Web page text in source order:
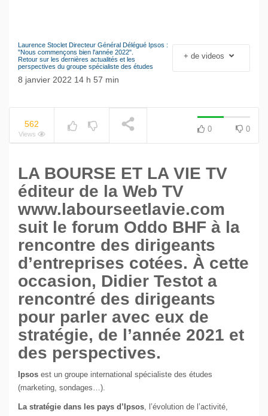
NOW PLAYING
Le séisme industriel
Laurence Stoclet Directeur Général Délégué Ipsos :
"Nous commençons bien l'année 2022".
Retour sur les dernières actualités et les
perspectives du groupe spécialiste des études
8 janvier 2022 14 h 57 min
+ de videos
562
Views
0 0
LA BOURSE ET LA VIE TV
éditeur de la Web TV
www.labourseetlavie.com
suit le forum Oddo BHF à la
rencontre des dirigeants
d’entreprises cotées. À cette
occasion, Didier Testot a
rencontré des dirigeants
pour parler avec eux de
stratégie, de l’année 2021 et
des perspectives.
Ipsos est un groupe international spécialiste des études
(marketing, sondages…).
La stratégie dans les pays d’Ipsos, l’évolution de l’activité,